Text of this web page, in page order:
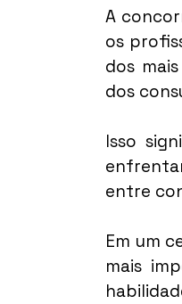
A
os
dos
dos
Isso
entre
Em um
mais